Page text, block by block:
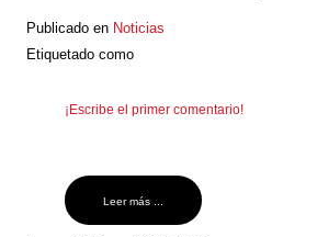
Publicado en Noticias
Etiquetado como
¡Escribe el primer comentario!
Leer más ...